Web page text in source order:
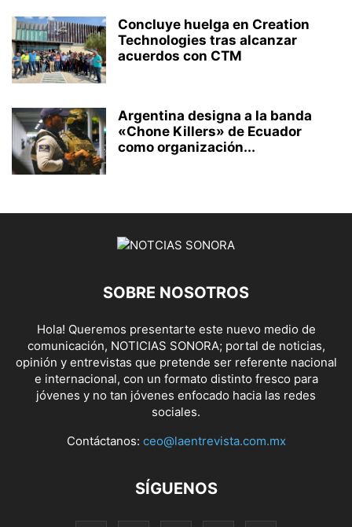
Concluye huelga en Creation
Technologies tras alcanzar
acuerdos con CTM
Argentina designa a la banda
«Chone Killers» de Ecuador
como organización...
SOBRE NOSOTROS
Hola! Queremos presentarte este nuevo medio de
comunicación, NOTICIAS SONORA; portal de noticias,
opinión y entrevistas que pretende ser referente nacional
e internacional, con un formato distinto fresco para
jóvenes y no tan jóvenes enfocado hacia las redes
sociales.
Contáctanos: ceo@laentrevista.com.mx
SÍGUENOS